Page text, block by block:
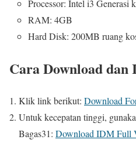
Processor: Intel i3 Generasi
RAM: 4GB
Hard Disk: 200MB ruang
Cara Download dan
Klik link berikut: Download
Untuk kecepatan tinggi,
Bagas31: Download IDM Full